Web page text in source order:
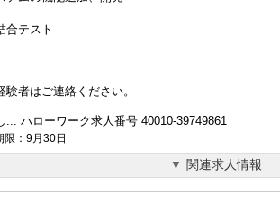
合テスト
者はご連絡ください。
... ハローワーク求人番号 40010-39749861
：9月30日
関連求人情報